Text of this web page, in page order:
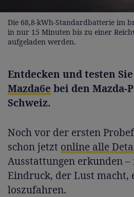
Die 68,8-kWh-Standardbatterie im
in nur 15 Minuten bis zu einer
aufgeladen werden.
Entdecken und testen Sie
Mazda6e bei den
Schweiz.
Noch vor der ersten
schon jetzt online alle
Ausstattungen erkunden
Eindruck, der Lust macht,
loszufahren.